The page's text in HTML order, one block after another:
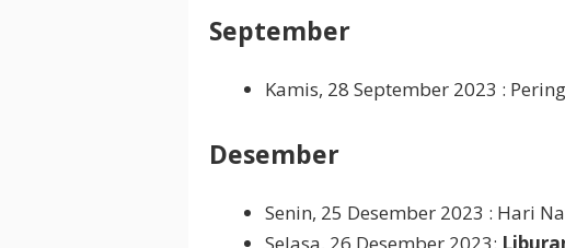
September
Kamis, 28 September 2023 :
Desember
Senin, 25 Desember 2023 : Hari
Selasa, 26 Desember 2023: